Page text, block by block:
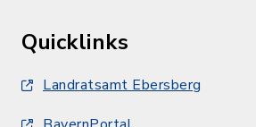
Quicklinks
Landratsamt Ebersberg